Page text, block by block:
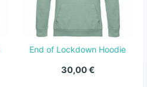
End of Lockdown Hoodie
30,00€